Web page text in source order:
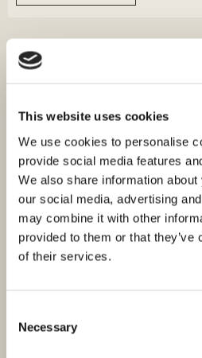
This website uses cookies
We use cookies to personalise
provide social media features
We also share information
our social media, advertising
may combine it with other
provided to them or that
of their services.
Selection
Necessary